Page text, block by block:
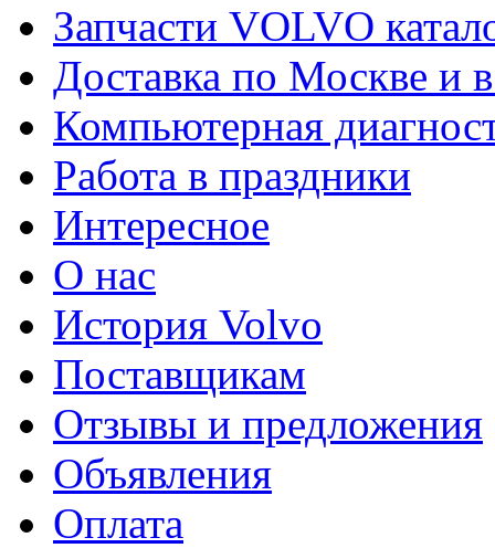
Запчасти VOLVO
Доставка по Москве и
Компьютерная
Работа в праздники
Интересное
О нас
История Volvo
Поставщикам
Отзывы и предложения
Объявления
Оплата